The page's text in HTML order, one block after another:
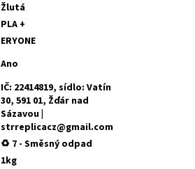
Žlutá
PLA +
ERYONE
Ano
IČ: 22414819, sídlo: Vatín
30, 591 01, Žďár nad
Sázavou |
strreplicacz@gmail.com
♻ 7 - Směsný odpad
1kg